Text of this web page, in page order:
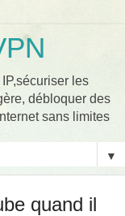
les
débloquer des
sans limites
▼
quand il